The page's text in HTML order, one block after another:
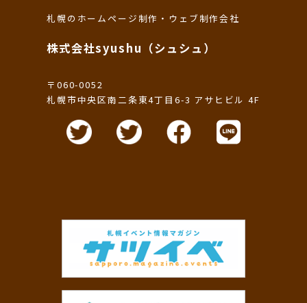
札幌のホームページ制作・ウェブ制作会社
株式会社syushu（シュシュ）
〒060-0052
札幌市中央区南二条東4丁目6-3 アサヒビル 4F